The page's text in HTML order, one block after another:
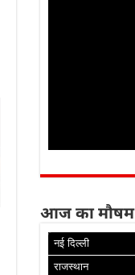
आज का मौषम
नई दिल्ली
राजस्थान